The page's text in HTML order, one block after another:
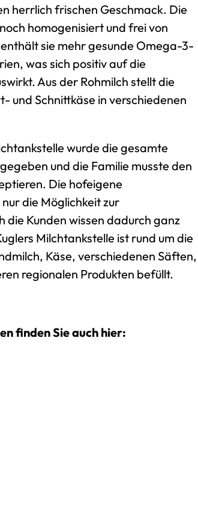
herrlich frischen Geschmack. Die
homogenisiert und frei von
sie mehr gesunde Omega-3-
was sich positiv auf die
Aus der Rohmilch stellt die
und Schnittkäse in verschiedenen
wurde die gesamte
und die Familie musste den
Die hofeigene
die Möglichkeit zur
Kunden wissen dadurch ganz
Milchtankstelle ist rund um die
Käse, verschiedenen Säften,
regionalen Produkten befüllt.
finden Sie auch hier: